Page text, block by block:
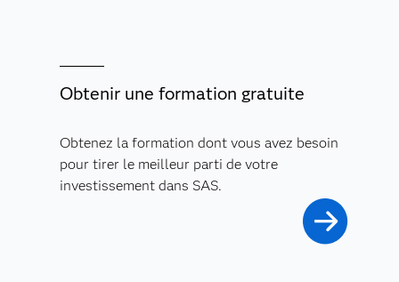
Obtenir une formation gratuite
Obtenez la formation dont vous avez besoin
pour tirer le meilleur parti de votre
investissement dans SAS.